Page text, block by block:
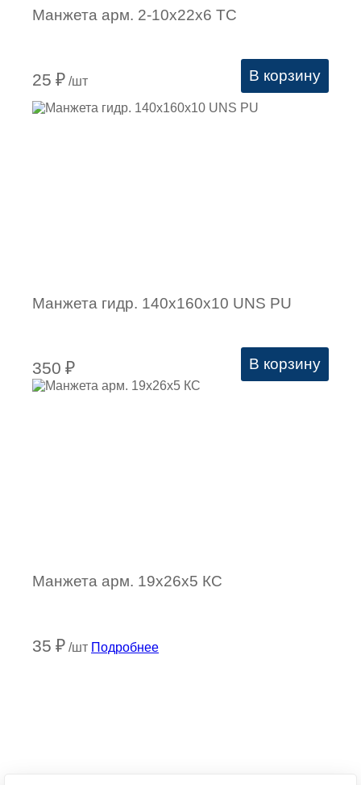
Манжета арм. 2-10х22х6 ТC
25 ₽ /шт В корзину
Манжета гидр. 140х160х10 UNS PU
350 ₽ В корзину
Манжета арм. 19х26х5 КC
35 ₽ /шт Подробнее